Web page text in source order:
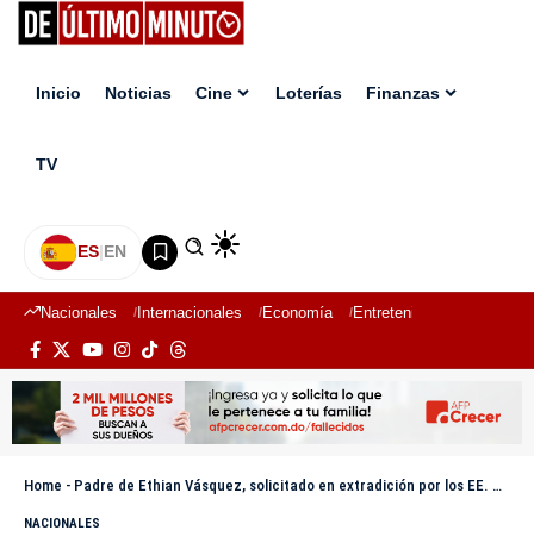
Inicio Noticias Cine Loterías Finanzas
TV
ES|EN
Nacionales Internacionales Economía Entretenimiento
Home - Padre de Ethian Vásquez, solicitado en extradición por los EE. UU., es juez del Tribunal Superior de Tierras desde el 2013
NACIONALES